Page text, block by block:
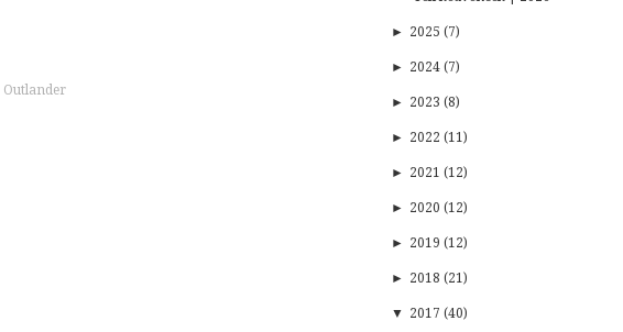
Outlander
► 2025 (7)
► 2024 (7)
► 2023 (8)
► 2022 (11)
► 2021 (12)
► 2020 (12)
► 2019 (12)
► 2018 (21)
▼ 2017 (40)